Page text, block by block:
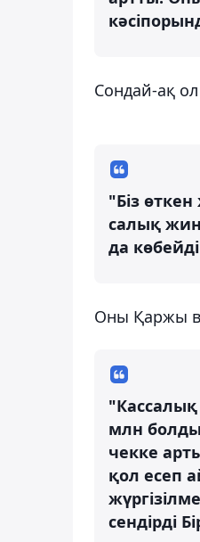
Сондай-ақ ол
"Біз
салық
да
Оны Қаржы
млн
чекке
қол есеп
сендірді